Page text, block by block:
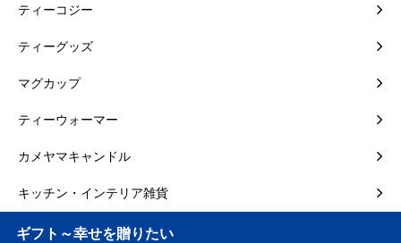
ティーコジー
ティーグッズ
マグカップ
ティーウォーマー
カメヤマキャンドル
キッチン・インテリア雑貨
ギフト～幸せを贈りたい